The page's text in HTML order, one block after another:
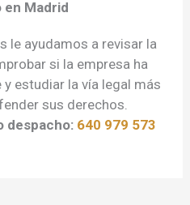
en Madrid
le ayudamos a revisar la
si la empresa ha
estudiar la vía legal más
sus derechos.
despacho: 640 979 573